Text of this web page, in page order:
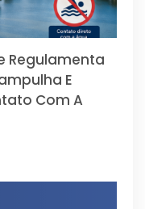
Regulamenta
E
Com A